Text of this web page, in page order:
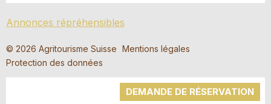
Nachricht
Fermer
DEMANDE DE RÉSERVATION
AOÛT 2026
Lu Ma Me
30 31 1 2
Départ
AOÛT 2026
Je Ve Sa Di
Annonces répréhensibles
© 2026 Agritourisme Suisse Mentions légales
Protection des données